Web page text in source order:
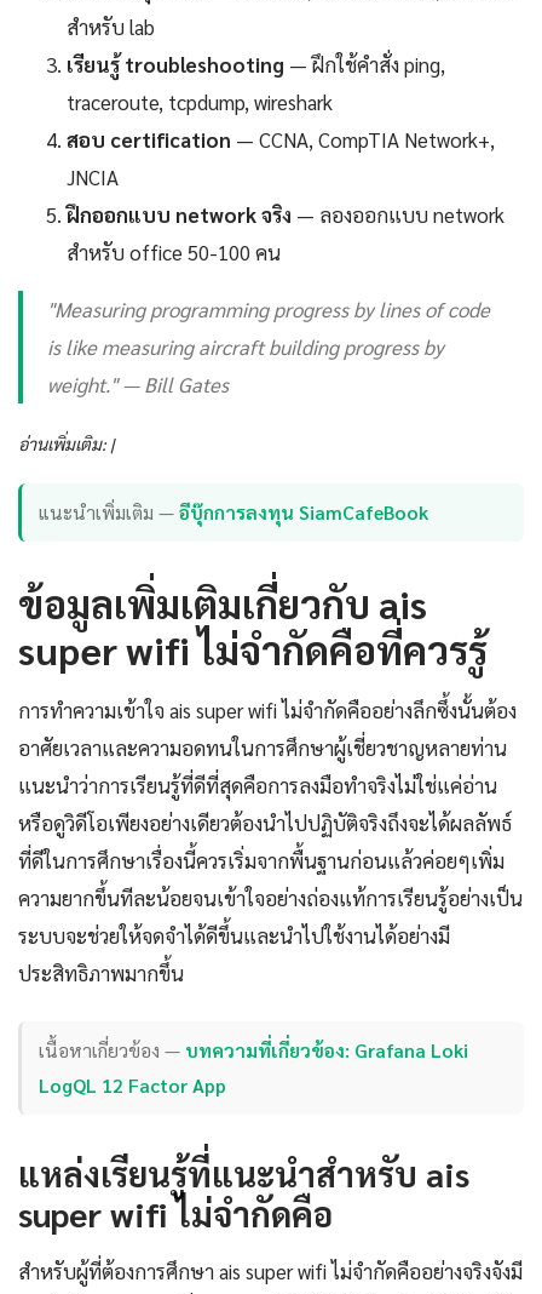
สำหรับ lab
เรียนรู้ troubleshooting — ฝึกใช้คำสั่ง ping,
traceroute, tcpdump, wireshark
สอบ certification — CCNA, CompTIA Network+,
JNCIA
ฝึกออกแบบ network จริง — ลองออกแบบ network
สำหรับ office 50-100 คน
"Measuring programming progress by lines of code
is like measuring aircraft building progress by
weight." — Bill Gates
อ่านเพิ่มเติม: |
แนะนำเพิ่มเติม —อีบุ๊กการลงทุน SiamCafeBook
ข้อมูลเพิ่มเติมเกี่ยวกับ ais
super wifi ไม่จำกัดคือที่ควรรู้
การทำความเข้าใจ ais super wifi ไม่จำกัดคืออย่างลึกซึ้งนั้นต้อง
อาศัยเวลาและความอดทนในการศึกษาผู้เชี่ยวชาญหลายท่าน
แนะนำว่าการเรียนรู้ที่ดีที่สุดคือการลงมือทำจริงไม่ใช่แค่อ่าน
หรือดูวิดีโอเพียงอย่างเดียวต้องนำไปปฏิบัติจริงถึงจะได้ผลลัพธ์
ที่ดีในการศึกษาเรื่องนี้ควรเริ่มจากพื้นฐานก่อนแล้วค่อยๆเพิ่ม
ความยากขึ้นทีละน้อยจนเข้าใจอย่างถ่องแท้การเรียนรู้อย่างเป็น
ระบบจะช่วยให้จดจำได้ดีขึ้นและนำไปใช้งานได้อย่างมี
ประสิทธิภาพมากขึ้น
เนื้อหาเกี่ยวข้อง — บทความที่เกี่ยวข้อง: Grafana Loki
LogQL 12 Factor App
แหล่งเรียนรู้ที่แนะนำสำหรับ ais
super wifi ไม่จำกัดคือ
สำหรับผู้ที่ต้องการศึกษา ais super wifi ไม่จำกัดคืออย่างจริงจังมี